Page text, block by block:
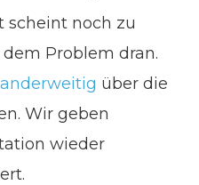
noch zu
Problem dran.
anderweitig über die
Wir geben
wieder